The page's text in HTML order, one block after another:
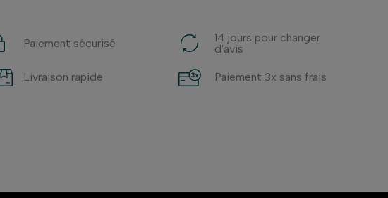
Paiement sécurisé
14 jours pour changer
d'avis
Livraison rapide Paiement 3x sans frais